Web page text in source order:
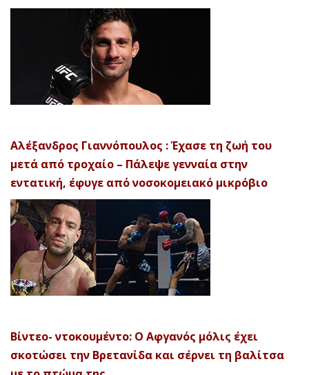
Αλέξανδρος Γιαννόπουλος : Έχασε τη ζωή του
μετά από τροχαίο – Πάλεψε γενναία στην
εντατική, έφυγε από νοσοκομειακό μικρόβιο
Βίντεο- ντοκουμέντο: Ο Αφγανός μόλις έχει
σκοτώσει την Βρετανίδα και σέρνει τη βαλίτσα